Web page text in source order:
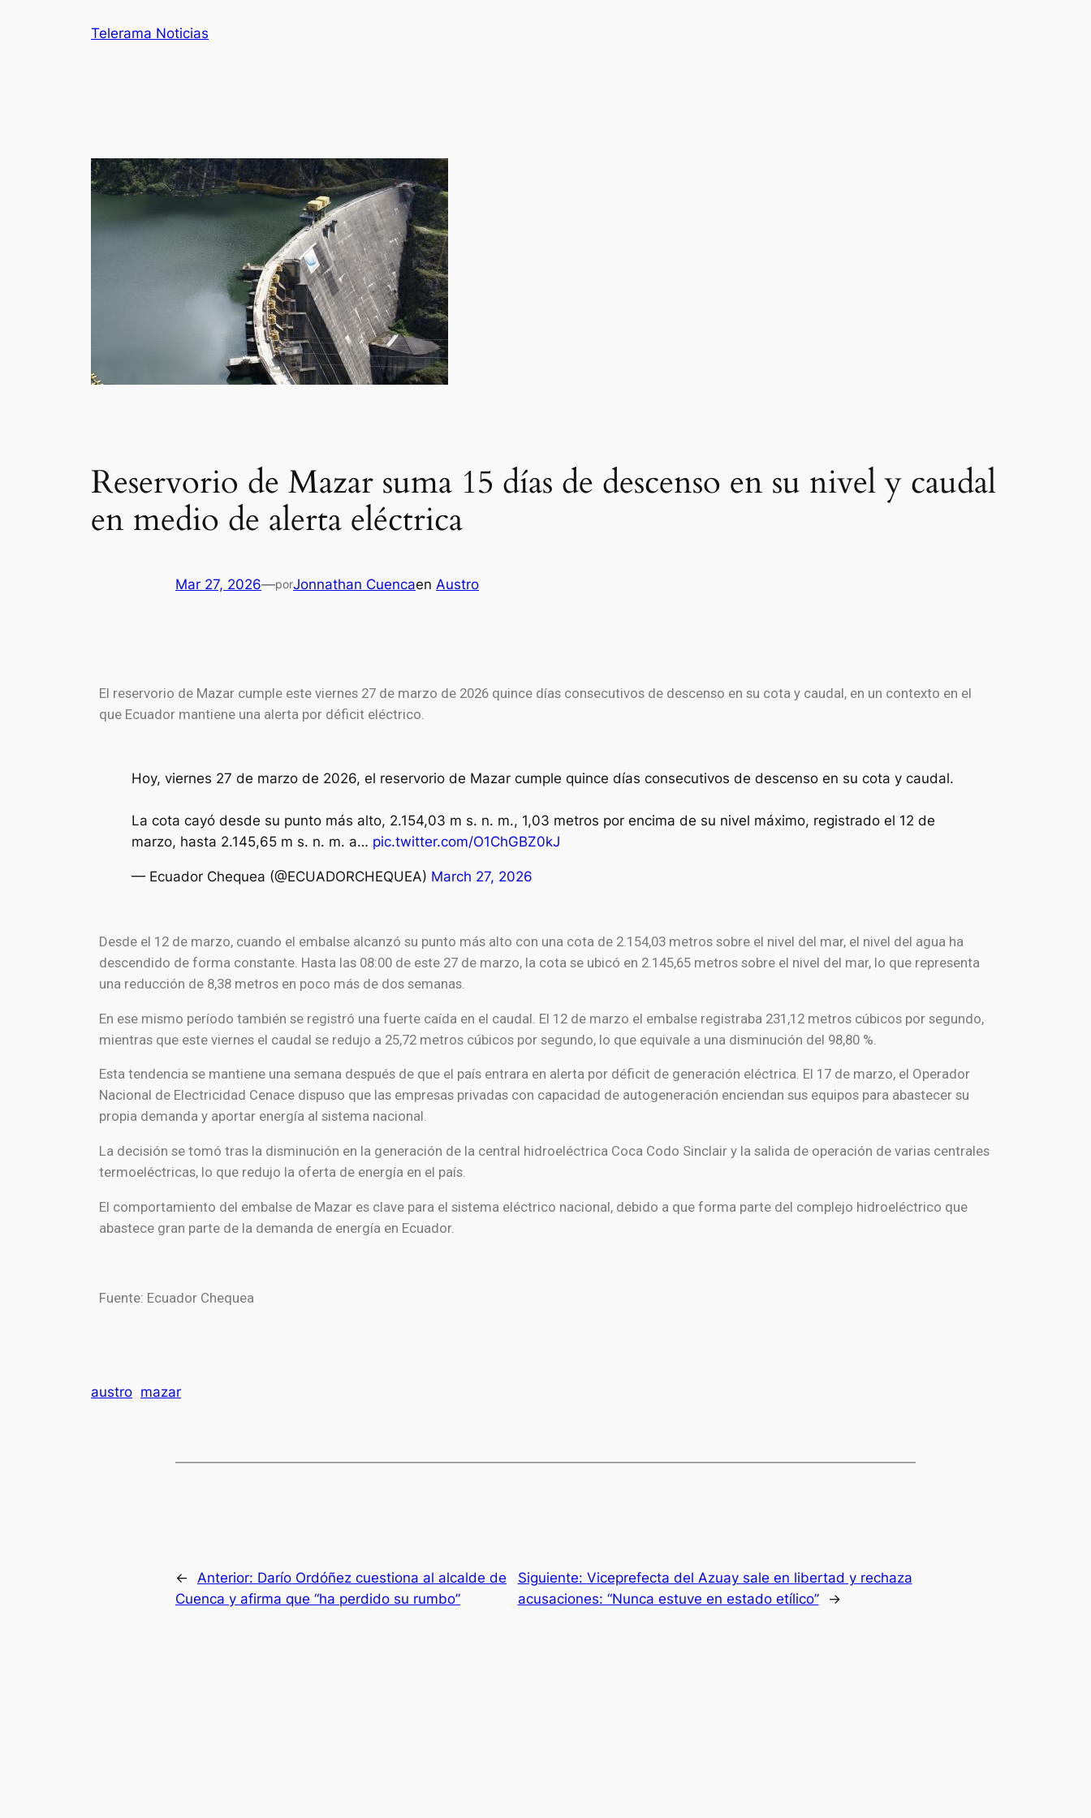
Telerama Noticias
Reservorio de Mazar suma 15 días de descenso en su nivel y caudal
en medio de alerta eléctrica
Mar 27, 2026—porJonnathan Cuencaen Austro
El reservorio de Mazar cumple este viernes 27 de marzo de 2026 quince días consecutivos de descenso en su cota y caudal, en un contexto en el
que Ecuador mantiene una alerta por déficit eléctrico.
Hoy, viernes 27 de marzo de 2026, el reservorio de Mazar cumple quince días consecutivos de descenso en su cota y caudal.
La cota cayó desde su punto más alto, 2.154,03 m s. n. m., 1,03 metros por encima de su nivel máximo, registrado el 12 de
marzo, hasta 2.145,65 m s. n. m. a… pic.twitter.com/O1ChGBZ0kJ
— Ecuador Chequea (@ECUADORCHEQUEA) March 27, 2026
Desde el 12 de marzo, cuando el embalse alcanzó su punto más alto con una cota de 2.154,03 metros sobre el nivel del mar, el nivel del agua ha
descendido de forma constante. Hasta las 08:00 de este 27 de marzo, la cota se ubicó en 2.145,65 metros sobre el nivel del mar, lo que representa
una reducción de 8,38 metros en poco más de dos semanas.
En ese mismo período también se registró una fuerte caída en el caudal. El 12 de marzo el embalse registraba 231,12 metros cúbicos por segundo,
mientras que este viernes el caudal se redujo a 25,72 metros cúbicos por segundo, lo que equivale a una disminución del 98,80 %.
Esta tendencia se mantiene una semana después de que el país entrara en alerta por déficit de generación eléctrica. El 17 de marzo, el Operador
Nacional de Electricidad Cenace dispuso que las empresas privadas con capacidad de autogeneración enciendan sus equipos para abastecer su
propia demanda y aportar energía al sistema nacional.
La decisión se tomó tras la disminución en la generación de la central hidroeléctrica Coca Codo Sinclair y la salida de operación de varias centrales
termoeléctricas, lo que redujo la oferta de energía en el país.
El comportamiento del embalse de Mazar es clave para el sistema eléctrico nacional, debido a que forma parte del complejo hidroeléctrico que
abastece gran parte de la demanda de energía en Ecuador.
Fuente: Ecuador Chequea
austro mazar
← Anterior: Darío Ordóñez cuestiona al alcalde de
Cuenca y afirma que “ha perdido su rumbo”
Siguiente: Viceprefecta del Azuay sale en libertad y rechaza
acusaciones: “Nunca estuve en estado etílico”
→